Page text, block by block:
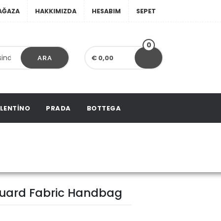
HAKKIMIZDA HESABIM SEPET
ARA € 0,00
0
PRADA BOTTEGA
Fabric Handbag